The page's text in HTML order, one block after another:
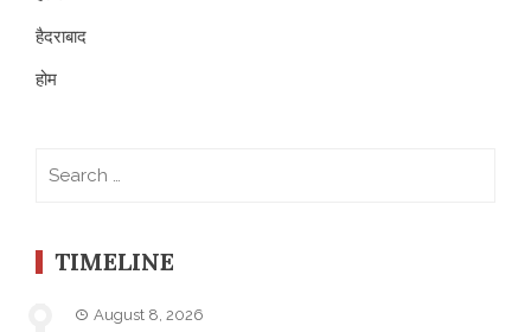
हैदराबाद
होम
TIMELINE
August 8, 2026